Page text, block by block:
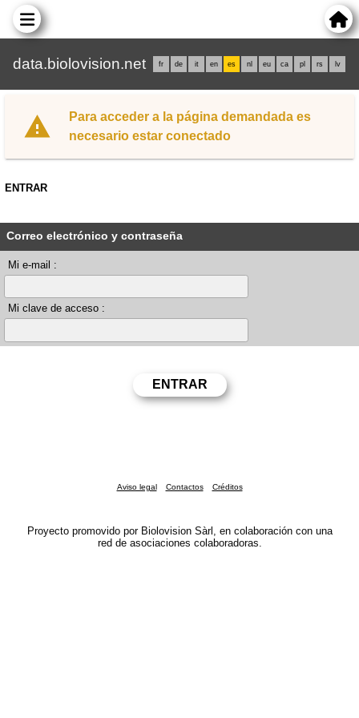
data.biolovision.net fr de it en es nl eu ca pl rs lv
Para acceder a la página demandada es
necesario estar conectado
ENTRAR
Correo electrónico y contraseña
Mi e-mail :
Mi clave de acceso :
Aviso legal Contactos Créditos
Proyecto promovido por Biolovision Sàrl, en colaboración con una
red de asociaciones colaboradoras.